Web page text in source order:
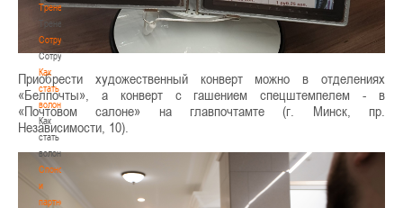
Тренерам
Тренерам
Сотрудничество
Сотрудничество
Как
стать
волонтером
Как
стать
волонтером
Спонсоры
и
партнеры
Приобрести художественный конверт можно в отделениях
«Белпочты», а конверт с гашением спецштемпелем - в
«Почтовом салоне» на главпочтамте (г. Минск, пр.
Независимости, 10).